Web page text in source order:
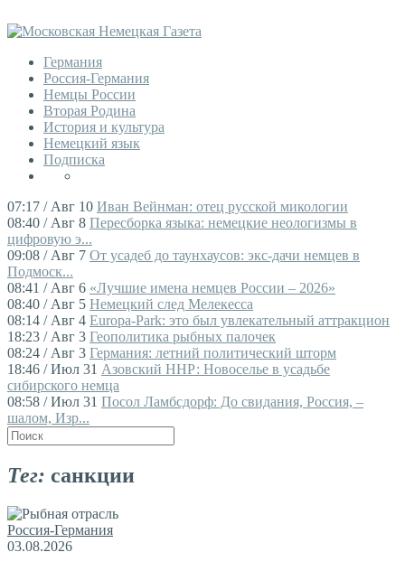
Германия
Россия-Германия
Немцы России
Вторая Родина
История и культура
Немецкий язык
Подписка
07:17 / Авг 10 Иван Вейнман: отец русской микологии
08:40 / Авг 8 Пересборка языка: немецкие неологизмы в
цифровую э...
09:08 / Авг 7 От усадеб до таунхаусов: экс-дачи немцев в
Подмоск...
08:41 / Авг 6 «Лучшие имена немцев России – 2026»
08:40 / Авг 5 Немецкий след Мелекесса
08:14 / Авг 4 Europa-Park: это был увлекательный аттракцион
18:23 / Авг 3 Геополитика рыбных палочек
08:24 / Авг 3 Германия: летний политический шторм
18:46 / Июл 31 Азовский ННР: Новоселье в усадьбе
сибирского немца
08:58 / Июл 31 Посол Ламбсдорф: До свидания, Россия, –
шалом, Изр...
Тег: санкции
Россия-Германия
03.08.2026